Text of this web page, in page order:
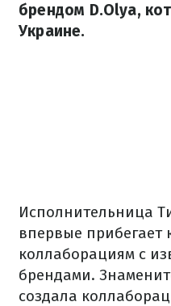
брендом D.Olya,
Украине.
Исполнительница
впервые прибегает
коллаборациям с
брендами.
создала